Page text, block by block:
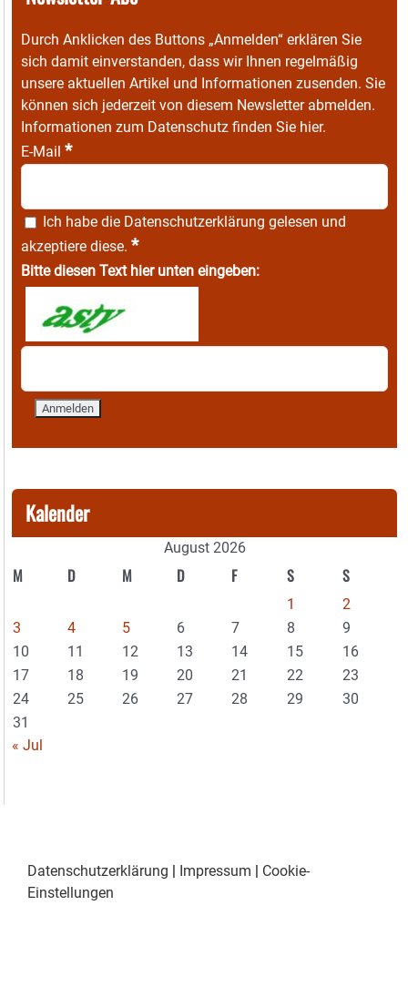
Durch Anklicken des Buttons „Anmelden“ erklären Sie
sich damit einverstanden, dass wir Ihnen regelmäßig
unsere aktuellen Artikel und Informationen zusenden. Sie
können sich jederzeit von diesem Newsletter abmelden.
Informationen zum Datenschutz finden Sie hier.
E-Mail *
Ich habe die Datenschutzerklärung gelesen und
akzeptiere diese. *
Bitte diesen Text hier unten eingeben:
Kalender
August 2026
M D M D F S S
1
2
3
4 5 6 7 8
9
10
11 12 13 14 15
16
17
18 19 20 21 22
23
24
25 26 27 28 29
30
31
« Jul
Datenschutzerklärung | Impressum | Cookie-
Einstellungen